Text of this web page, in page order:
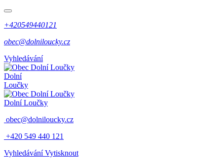
+420549440121
obec@dolniloucky.cz
Vyhledávání
Dolní
Loučky
Dolní Loučky
obec@dolniloucky.cz
+420 549 440 121
Vyhledávání Vytisknout